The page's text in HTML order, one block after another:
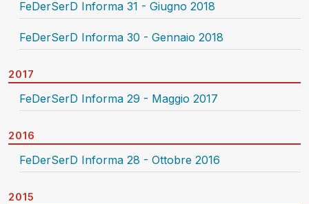
FeDerSerD Informa 31 - Giugno 2018
FeDerSerD Informa 30 - Gennaio 2018
2017
FeDerSerD Informa 29 - Maggio 2017
2016
FeDerSerD Informa 28 - Ottobre 2016
2015